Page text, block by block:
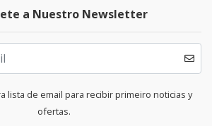
a Nuestro Newsletter
lista de email para recibir primeiro noticias y
ofertas.